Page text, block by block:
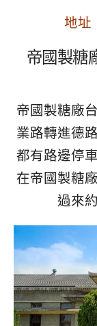
地址
帝國製糖
帝國製糖廠
業路轉進德
都有路邊停
在帝國製糖
過來